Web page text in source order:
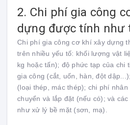
2. Chi phí gia công
dựng được tính như
Chi phí gia công cơ khí xây dựng
trên nhiều yếu tố: khối lượng vật
kg hoặc tấn); độ phức tạp của chi
gia công (cắt, uốn, hàn, đột
(loại thép, mác thép); chi phí
chuyển và lắp đặt (nếu có); và
như xử lý bề mặt (sơn, mạ).